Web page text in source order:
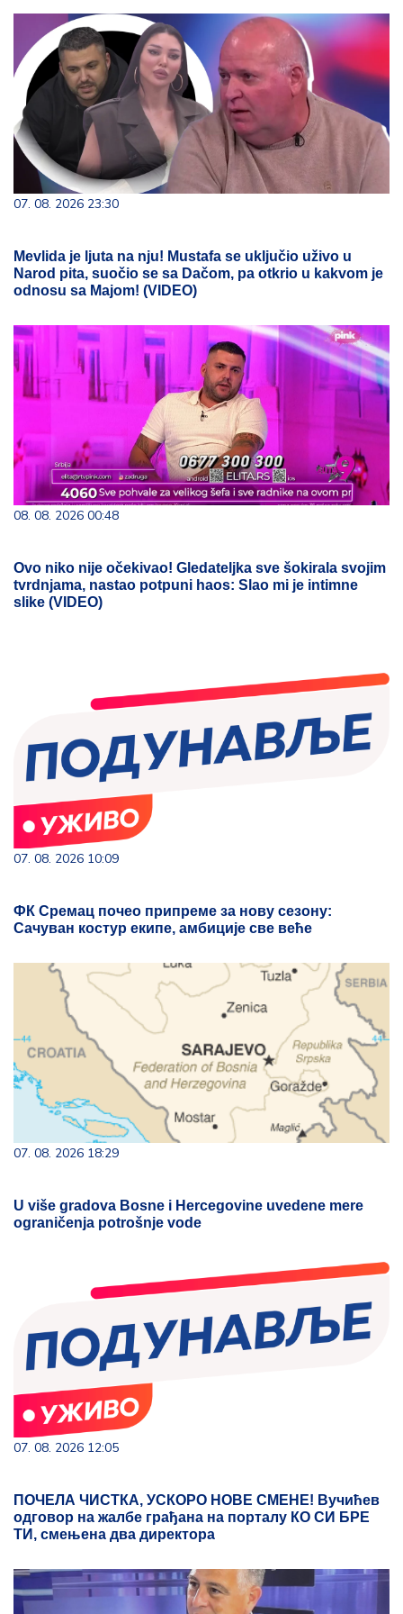
07. 08. 2026 23:30
Mevlida je ljuta na nju! Mustafa se uključio uživo u
Narod pita, suočio se sa Dačom, pa otkrio u kakvom je
odnosu sa Majom! (VIDEO)
08. 08. 2026 00:48
Ovo niko nije očekivao! Gledateljka sve šokirala svojim
tvrdnjama, nastao potpuni haos: Slao mi je intimne
slike (VIDEO)
07. 08. 2026 10:09
ФК Сремац почео припреме за нову сезону:
Сачуван костур екипе, амбиције све веће
07. 08. 2026 18:29
U više gradova Bosne i Hercegovine uvedene mere
ograničenja potrošnje vode
07. 08. 2026 12:05
ПОЧЕЛА ЧИСТКА, УСКОРО НОВЕ СМЕНЕ! Вучићев
одговор на жалбе грађана на порталу КО СИ БРЕ
ТИ, смењена два директора